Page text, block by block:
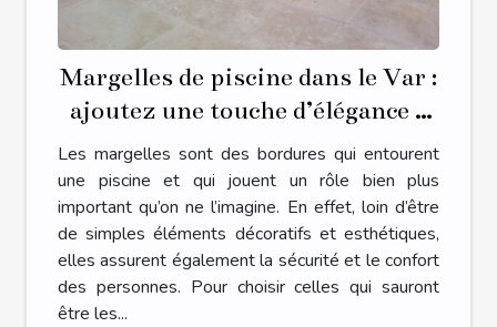
Margelles de piscine dans le Var :
ajoutez une touche d’élégance à
vos extérieurs !
Les margelles sont des bordures qui entourent
une piscine et qui jouent un rôle bien plus
important qu’on ne l’imagine. En effet, loin d’être
de simples éléments décoratifs et esthétiques,
elles assurent également la sécurité et le confort
des personnes. Pour choisir celles qui sauront
être les...